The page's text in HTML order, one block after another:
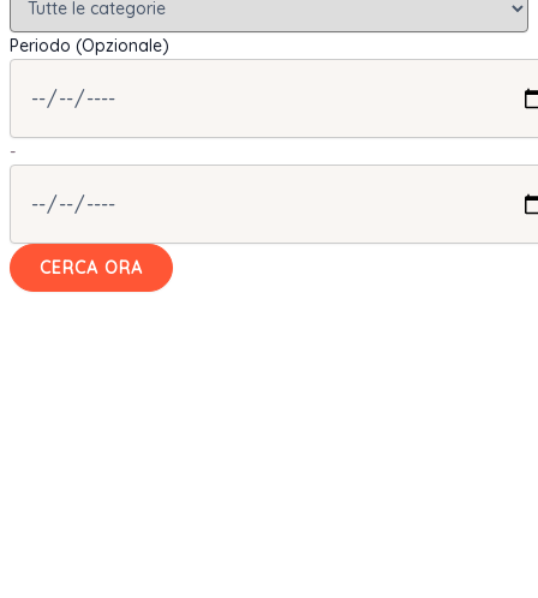
Periodo (Opzionale)
-
CERCA ORA